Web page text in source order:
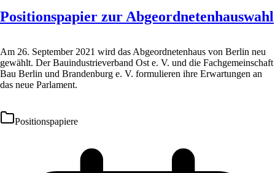
Positionspapier zur Abgeordnetenhauswahl
Am 26. September 2021 wird das Abgeordnetenhaus von Berlin neu
gewählt. Der Bauindustrieverband Ost e. V. und die Fachgemeinschaft
Bau Berlin und Brandenburg e. V. formulieren ihre Erwartungen an
das neue Parlament.
Positionspapiere